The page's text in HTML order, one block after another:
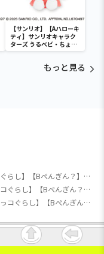
【サンリオ】【Aハローキ
ティ】サンリオキャラク
ターズ うるベビ・ちょい
デカドール
もっと見る
【すみっコぐらし】【Bぺんぎん？】すみっコぐらし ジャムになりきりぬいぐるみBIG
【すみっコぐらし】【Bぺんぎん？】すみっコぐらし ジャムになりきりぬいぐるみBIG
【すみっコぐらし】【Bぺんぎん？】すみっコぐらし ジャムになりきりぬいぐるみBIG